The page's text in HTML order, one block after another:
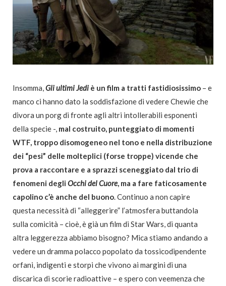
Insomma,Gli ultimi Jedi è un film a tratti fastidiosissimo – e
manco ci hanno dato la soddisfazione di vedere Chewie che
divora un porg di fronte agli altri intollerabili esponenti
della specie -, mal costruito, punteggiato di momenti
WTF, troppo disomogeneo nel tono e nella distribuzione
dei “pesi” delle molteplici (forse troppe) vicende che
prova a raccontare e a sprazzi sceneggiato dal trio di
fenomeni degli Occhi del Cuore, ma a fare faticosamente
capolino c’è anche del buono. Continuo a non capire
questa necessità di “alleggerire” l’atmosfera buttandola
sulla comicità – cioè, è già un film di Star Wars, di quanta
altra leggerezza abbiamo bisogno? Mica stiamo andando a
vedere un dramma polacco popolato da tossicodipendente
orfani, indigenti e storpi che vivono ai margini di una
discarica di scorie radioattive – e spero con veemenza che